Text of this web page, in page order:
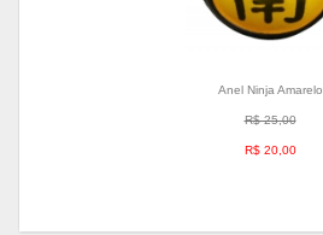
Anel Ninja Amarelo
R$ 25,00
R$ 20,00